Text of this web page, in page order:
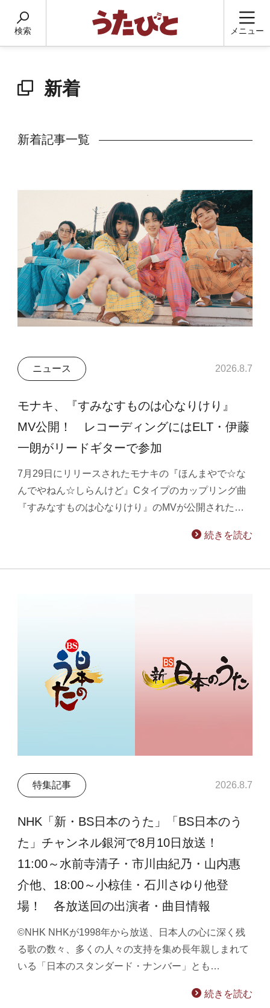
検索 メニュー
新着
新着記事一覧
ニュース 2026.8.7
モナキ、『すみなすものは心なりけり』
MV公開！ レコーディングにはELT・伊藤
一朗がリードギターで参加
7月29日にリリースされたモナキの『ほんまやで☆な
んでやねん☆しらんけど』Cタイプのカップリング曲
『すみなすものは心なりけり』のMVが公開された…
続きを読む
特集記事 2026.8.7
NHK「新・BS日本のうた」「BS日本のう
た」チャンネル銀河で8月10日放送！
11:00～水前寺清子・市川由紀乃・山内惠
介他、18:00～小椋佳・石川さゆり他登
場！ 各放送回の出演者・曲目情報
©NHK NHKが1998年から放送、日本人の心に深く残
る歌の数々、多くの人々の支持を集め長年親しまれて
いる「日本のスタンダード・ナンバー」とも…
続きを読む